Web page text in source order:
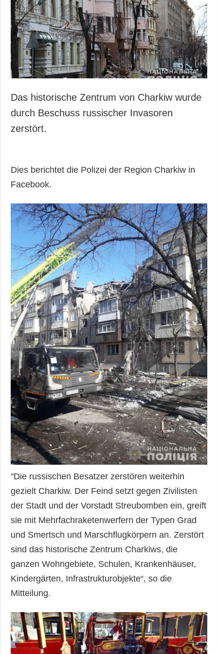
Gesellschaft und
Kultur
Sport
Kriminalität
Notstand und
Notfälle
ZUSÄTZLICH
Veröffentlichungen
Interview
LEISTUNGEN
Das historische Zentrum von Charkiw wurde
durch Beschuss russischer Invasoren
zerstört.
Dies berichtet die Polizei der Region Charkiw in
Facebook.
"Die russischen Besatzer zerstören weiterhin
gezielt Charkiw. Der Feind setzt gegen Zivilisten
der Stadt und der Vorstadt Streubomben ein, greift
sie mit Mehrfachraketenwerfern der Typen Grad
und Smertsch und Marschflugkörpern an. Zerstört
sind das historische Zentrum Charkiws, die
ganzen Wohngebiete, Schulen, Krankenhäuser,
Kindergärten, Infrastrukturobjekte“, so die
Mitteilung.